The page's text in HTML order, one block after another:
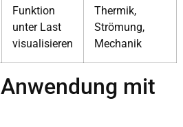
Funktion
unter Last
visualisieren
Thermik,
Strömung,
Mechanik
mit